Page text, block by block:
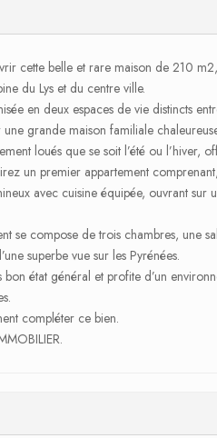
cette belle et rare maison de 210
du Lys et du centre ville.
en deux espaces de vie distincts
grande maison familiale
loués que se soit l’été ou l’hiver,
un premier appartement
avec cuisine équipée, ouvrant
se compose de trois chambres, une
superbe vue sur les Pyrénées.
bon état général et profite d’un
compléter ce bien.